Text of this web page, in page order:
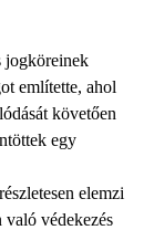
jogköreinek
említette, ahol
követően
egy
elemzi
való védekezés